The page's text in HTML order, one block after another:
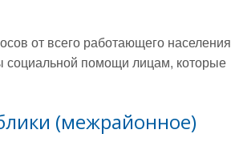
от всего работающего населения
социальной помощи лицам, которые
(межрайонное)